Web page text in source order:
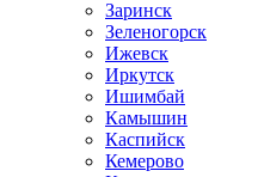
Заринск
Зеленогорск
Ижевск
Иркутск
Ишимбай
Камышин
Каспийск
Кемерово